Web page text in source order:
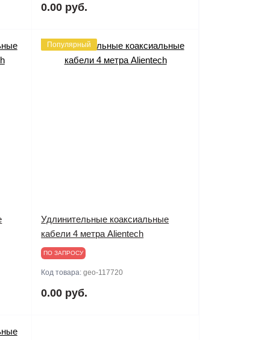
0.00 руб.
Популярный
Удлинительные коаксиальные
кабели 4 метра Alientech
ПО ЗАПРОСУ
Код товара:geo-117720
0.00 руб.